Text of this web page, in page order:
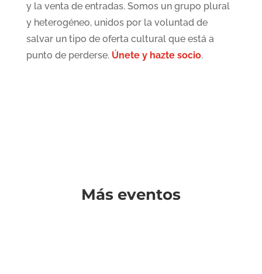
y la venta de entradas. Somos un grupo plural
y heterogéneo, unidos por la voluntad de
salvar un tipo de oferta cultural que está a
punto de perderse. Únete y hazte socio.
Más eventos